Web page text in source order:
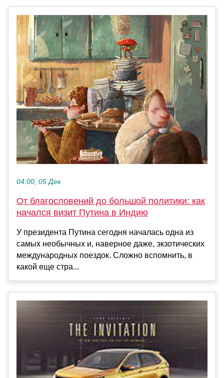
04:00, 05 Дек
От благословений до большой политики: как
начался визит Путина в Индию
У президента Путина сегодня началась одна из
самых необычных и, наверное даже, экзотических
международных поездок. Сложно вспомнить, в
какой еще стра...